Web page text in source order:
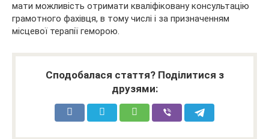
мати можливість отримати кваліфіковану консультацію
грамотного фахівця, в тому числі і за призначенням
місцевої терапії геморою.
Сподобалася стаття? Поділитися з
друзями: